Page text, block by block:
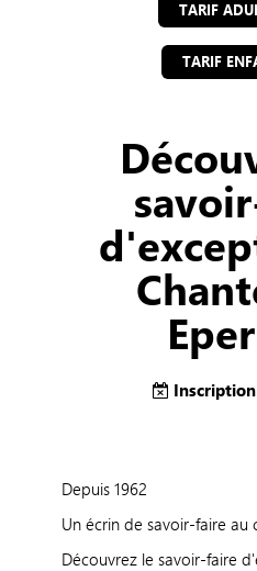
TARIF
TARIF
Depuis 1962
Un écrin de savoir-faire
Découvrez le savoir-faire